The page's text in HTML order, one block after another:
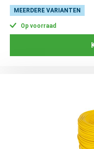
MEERDERE VARIANTEN
Op voorraad